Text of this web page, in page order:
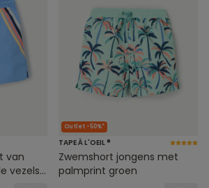
van
vezels
Outlet -50%*
TAPE À L'OEIL ®
Zwemshort jongens met
palmprint groen